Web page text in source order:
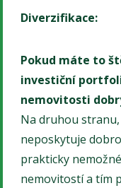
Diverzifikace:
Pokud máte to
investiční
nemovitosti
Na druhou
neposkytuje
prakticky
nemovitostí a tím